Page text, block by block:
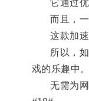
它通过优化
而且，一元
这款加速器
所以，如果
戏的乐趣中。
无需为网络